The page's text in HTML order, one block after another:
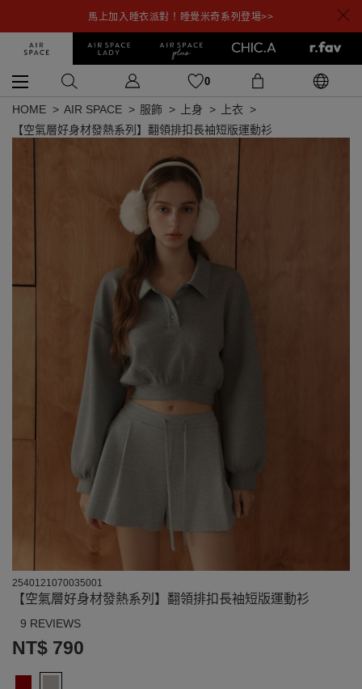
馬上加入睡衣派對！睡覺米奇系列登場>>
0
HOME AIR SPACE 服飾 上身
上衣
【空氣層好身材發熱系列】翻領排扣長袖短版運動衫
2540121070035001
【空氣層好身材發熱系列】翻領排扣長袖短版運動衫
9 REVIEWS
NT$ 790